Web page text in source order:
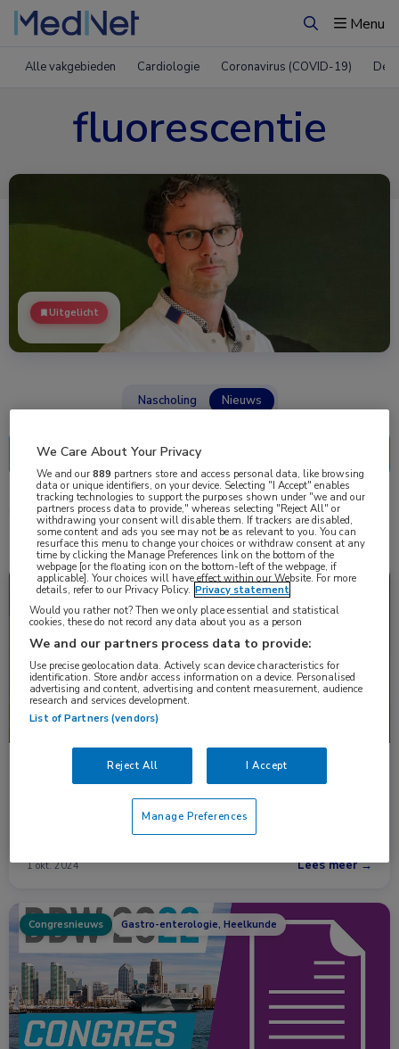
ZoekenMenu
Alle vakgebieden Cardiologie Coronavirus (COVID-19)
fluorescentie
Uitgelicht
Nascholing Nieuws
5 resultaten fluorescentie ✕
Nieuws Gastro-enterologie
Onderzoek naar endoscopische beeldvorming met
fluorescentie
MDL-arts prof. dr. Wouter Nagengast (UMC Groningen) is recent
benoemd tot hoogleraar Moleculaire …
1 okt. 2024 Lees meer →
Congresnieuws Gastro-enterologie, Heelkunde
We Care About Your Privacy
We and our889 partners store and access personal data, like browsing
data or unique identifiers, on your device. Selecting "I Accept" enables
tracking technologies to support the purposes shown under "we and our
partners process data to provide," whereas selecting "Reject All" or
withdrawing your consent will disable them. If trackers are disabled,
some content and ads you see may not be as relevant to you. You can
resurface this menu to change your choices or withdraw consent at any
time by clicking the Manage Preferences link on the bottom of the
webpage [or the floating icon on the bottom-left of the webpage, if
applicable]. Your choices will have effect within our Website. For more
details, refer to our Privacy Policy. Privacy statement
Would you rather not? Then we only place essential and statistical
cookies, these do not record any data about you as a person
We and our partners process data to provide:
Use precise geolocation data. Actively scan device characteristics for
identification. Store and/or access information on a device. Personalised
advertising and content, advertising and content measurement, audience
research and services development.
List of Partners (vendors)
Reject All I Accept
Manage Preferences